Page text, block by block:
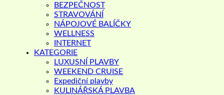
BEZPEČNOST
STRAVOVÁNÍ
NÁPOJOVÉ BALÍČKY
WELLNESS
INTERNET
KATEGORIE
LUXUSNÍ PLAVBY
WEEKEND CRUISE
Expediční plavby
KULINÁŘSKÁ PLAVBA